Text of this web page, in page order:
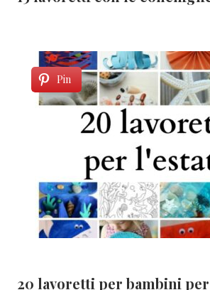
Pin
20 lavoretti per bambini per